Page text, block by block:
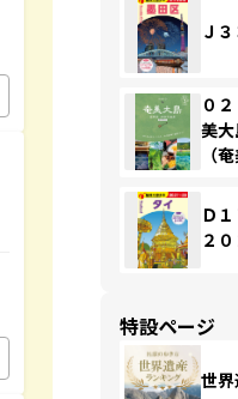
Ｊ
０
美
（
Ｄ
２
特設ページ
世